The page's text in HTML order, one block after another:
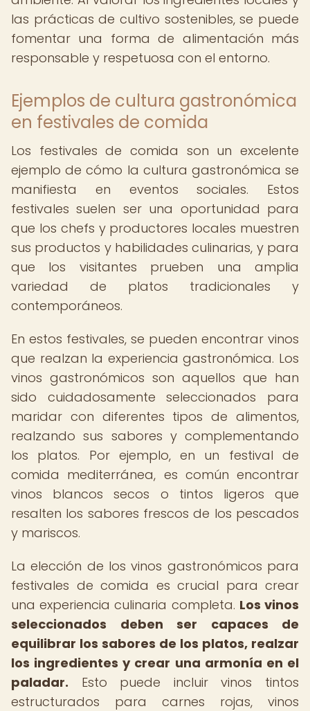
las prácticas de cultivo sostenibles, se puede
fomentar una forma de alimentación más
responsable y respetuosa con el entorno.
Ejemplos de cultura gastronómica
en festivales de comida
Los festivales de comida son un excelente
ejemplo de cómo la cultura gastronómica se
manifiesta en eventos sociales. Estos
festivales suelen ser una oportunidad para
que los chefs y productores locales muestren
sus productos y habilidades culinarias, y para
que los visitantes prueben una amplia
variedad de platos tradicionales y
contemporáneos.
En estos festivales, se pueden encontrar vinos
que realzan la experiencia gastronómica. Los
vinos gastronómicos son aquellos que han
sido cuidadosamente seleccionados para
maridar con diferentes tipos de alimentos,
realzando sus sabores y complementando
los platos. Por ejemplo, en un festival de
comida mediterránea, es común encontrar
vinos blancos secos o tintos ligeros que
resalten los sabores frescos de los pescados
y mariscos.
La elección de los vinos gastronómicos para
festivales de comida es crucial para crear
una experiencia culinaria completa. Los vinos
seleccionados deben ser capaces de
equilibrar los sabores de los platos, realzar
los ingredientes y crear una armonía en el
paladar. Esto puede incluir vinos tintos
estructurados para carnes rojas, vinos